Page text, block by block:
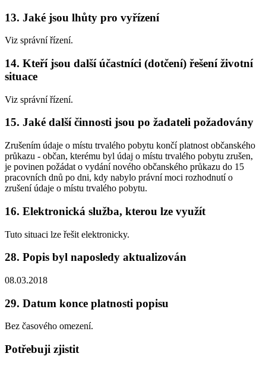
13. Jaké jsou lhůty pro vyřízení
Viz správní řízení.
14. Kteří jsou další účastníci (dotčení) řešení životní
situace
Viz správní řízení.
15. Jaké další činnosti jsou po žadateli požadovány
Zrušením údaje o místu trvalého pobytu končí platnost občanského
průkazu - občan, kterému byl údaj o místu trvalého pobytu zrušen,
je povinen požádat o vydání nového občanského průkazu do 15
pracovních dnů po dni, kdy nabylo právní moci rozhodnutí o
zrušení údaje o místu trvalého pobytu.
16. Elektronická služba, kterou lze využít
Tuto situaci lze řešit elektronicky.
28. Popis byl naposledy aktualizován
08.03.2018
29. Datum konce platnosti popisu
Bez časového omezení.
Potřebuji zjistit